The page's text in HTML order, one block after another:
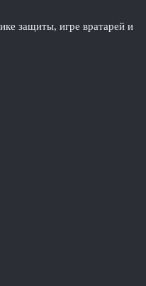
защиты, игре вратарей и